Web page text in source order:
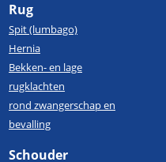
Rug
Spit (lumbago)
Hernia
Bekken- en lage
rugklachten
rond zwangerschap en
bevalling
Schouder